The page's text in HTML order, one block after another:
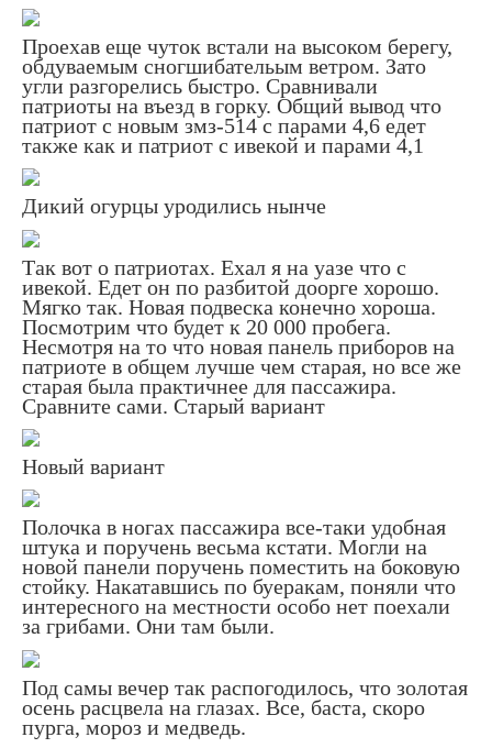
Проехав еще чуток встали на высоком берегу,
обдуваемым сногшибательым ветром. Зато
угли разгорелись быстро. Сравнивали
патриоты на въезд в горку. Общий вывод что
патриот с новым змз-514 с парами 4,6 едет
также как и патриот с ивекой и парами 4,1
Дикий огурцы уродились нынче
Так вот о патриотах. Ехал я на уазе что с
ивекой. Едет он по разбитой доорге хорошо.
Мягко так. Новая подвеска конечно хороша.
Посмотрим что будет к 20 000 пробега.
Несмотря на то что новая панель приборов на
патриоте в общем лучше чем старая, но все же
старая была практичнее для пассажира.
Сравните сами. Старый вариант
Новый вариант
Полочка в ногах пассажира все-таки удобная
штука и поручень весьма кстати. Могли на
новой панели поручень поместить на боковую
стойку. Накатавшись по буеракам, поняли что
интересного на местности особо нет поехали
за грибами. Они там были.
Под самы вечер так распогодилось, что золотая
осень расцвела на глазах. Все, баста, скоро
пурга, мороз и медведь.